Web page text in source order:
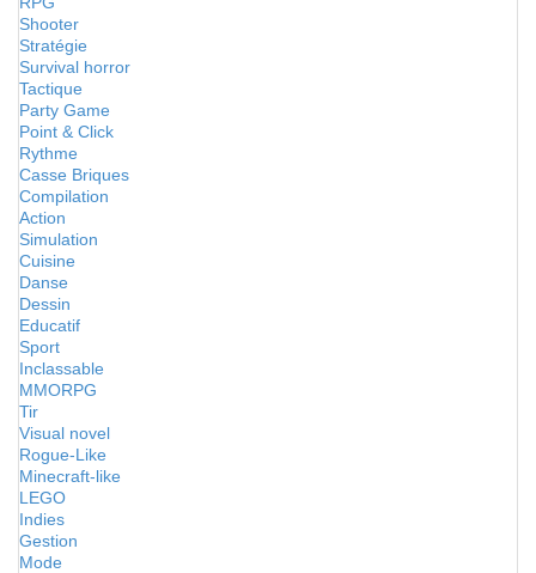
Shooter
Stratégie
Survival horror
Tactique
Party Game
Point & Click
Rythme
Casse Briques
Compilation
Action
Simulation
Cuisine
Danse
Dessin
Educatif
Sport
Inclassable
MMORPG
Tir
Visual novel
Rogue-Like
Minecraft-like
LEGO
Indies
Gestion
Mode